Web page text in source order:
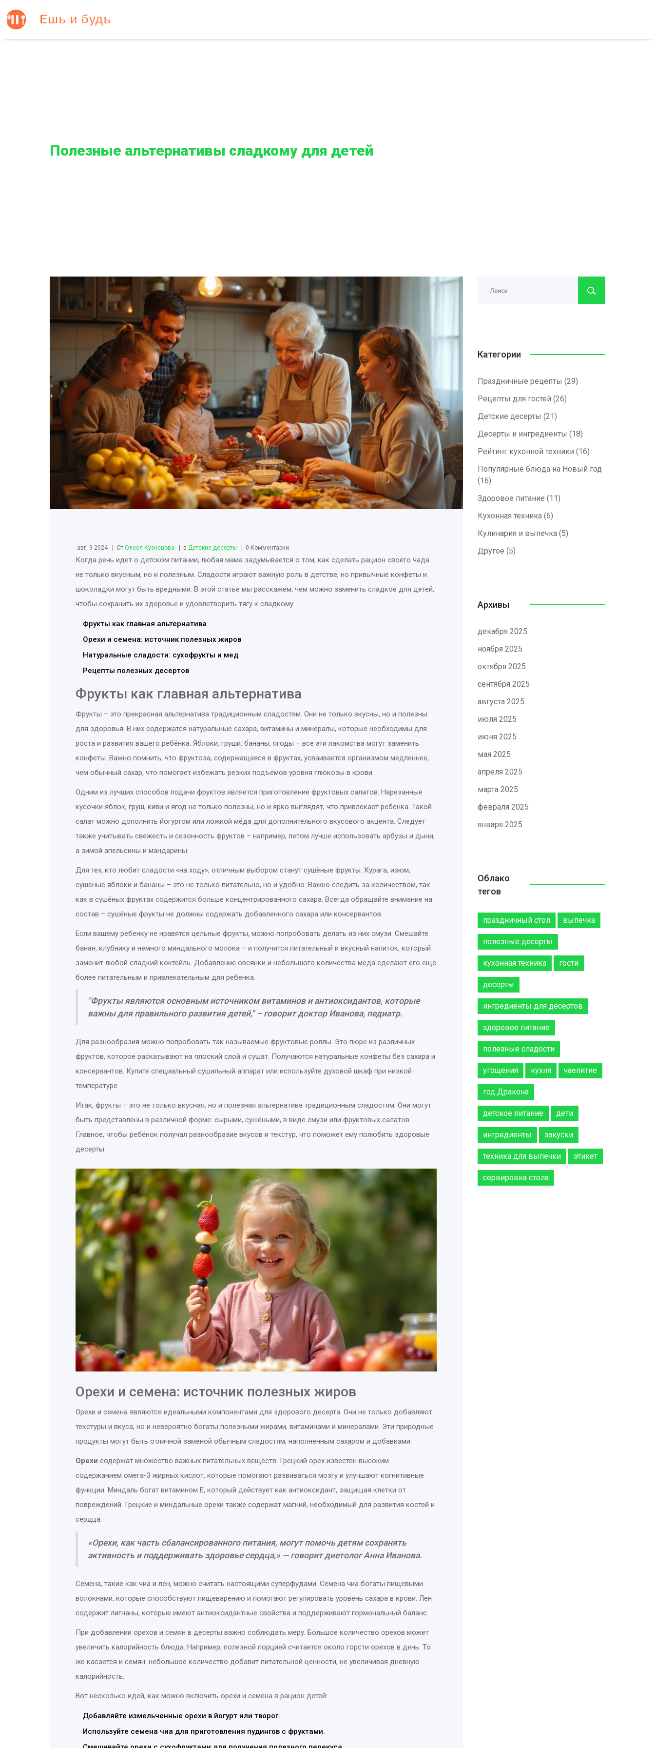
Полезные альтернативы сладкому для детей
авг, 9 2024 От Олеся Кузнецова в Детские десерты 0 Комментарии
Когда речь идет о детском питании, любая мама задумывается о том, как сделать рацион своего чада
не только вкусным, но и полезным. Сладости играют важную роль в детстве, но привычные конфеты и
шоколадки могут быть вредными. В этой статье мы расскажем, чем можно заменить сладкое для детей,
чтобы сохранить их здоровье и удовлетворить тягу к сладкому.
Фрукты как главная альтернатива
Орехи и семена: источник полезных жиров
Натуральные сладости: сухофрукты и мед
Рецепты полезных десертов
Фрукты как главная альтернатива
Фрукты – это прекрасная альтернатива традиционным сладостям. Они не только вкусны, но и полезны
для здоровья. В них содержатся натуральные сахара, витамины и минералы, которые необходимы для
роста и развития вашего ребёнка. Яблоки, груши, бананы, ягоды – все эти лакомства могут заменить
конфеты. Важно помнить, что фруктоза, содержащаяся в фруктах, усваивается организмом медленнее,
чем обычный сахар, что помогает избежать резких подъёмов уровня глюкозы в крови.
Одним из лучших способов подачи фруктов является приготовление фруктовых салатов. Нарезанные
кусочки яблок, груш, киви и ягод не только полезны, но и ярко выглядят, что привлекает ребенка. Такой
салат можно дополнить йогуртом или ложкой мёда для дополнительного вкусового акцента. Следует
также учитывать свежесть и сезонность фруктов – например, летом лучше использовать арбузы и дыни,
а зимой апельсины и мандарины.
Для тех, кто любит сладости «на ходу», отличным выбором станут сушёные фрукты. Курага, изюм,
сушёные яблоки и бананы – это не только питательно, но и удобно. Важно следить за количеством, так
как в сушёных фруктах содержится больше концентрированного сахара. Всегда обращайте внимание на
состав – сушёные фрукты не должны содержать добавленного сахара или консервантов.
Если вашему ребенку не нравятся цельные фрукты, можно попробовать делать из них смузи. Смешайте
банан, клубнику и немного миндального молока – и получится питательный и вкусный напиток, который
заменит любой сладкий коктейль. Добавление овсянки и небольшого количества мёда сделают его ещё
более питательным и привлекательным для ребенка.
"Фрукты являются основным источником витаминов и антиоксидантов, которые
важны для правильного развития детей," – говорит доктор Иванова, педиатр.
Для разнообразия можно попробовать так называемые фруктовые роллы. Это пюре из различных
фруктов, которое раскатывают на плоский слой и сушат. Получаются натуральные конфеты без сахара и
консервантов. Купите специальный сушильный аппарат или используйте духовой шкаф при низкой
температуре.
Итак, фрукты – это не только вкусная, но и полезная альтернатива традиционным сладостям. Они могут
быть представлены в различной форме: сырыми, сушёными, в виде смузи или фруктовых салатов.
Главное, чтобы ребёнок получал разнообразие вкусов и текстур, что поможет ему полюбить здоровые
десерты.
Орехи и семена: источник полезных жиров
Орехи и семена являются идеальными компонентами для здорового десерта. Они не только добавляют
текстуры и вкуса, но и невероятно богаты полезными жирами, витаминами и минералами. Эти природные
продукты могут быть отличной заменой обычным сладостям, наполненным сахаром и добавками.
Орехи содержат множество важных питательных веществ. Грецкий орех известен высоким
содержанием омега-3 жирных кислот, которые помогают развиваться мозгу и улучшают когнитивные
функции. Миндаль богат витамином E, который действует как антиоксидант, защищая клетки от
повреждений. Грецкие и миндальные орехи также содержат магний, необходимый для развития костей и
сердца.
«Орехи, как часть сбалансированного питания, могут помочь детям сохранять
активность и поддерживать здоровье сердца,» — говорит диетолог Анна Иванова.
Семена, такие как чиа и лен, можно считать настоящими суперфудами. Семена чиа богаты пищевыми
волокнами, которые способствуют пищеварению и помогают регулировать уровень сахара в крови. Лен
содержит лигнаны, которые имеют антиоксидантные свойства и поддерживают гормональный баланс.
При добавлении орехов и семян в десерты важно соблюдать меру. Большое количество орехов может
увеличить калорийность блюда. Например, полезной порцией считается около горсти орехов в день. То
же касается и семян: небольшое количество добавит питательной ценности, не увеличивая дневную
калорийность.
Вот несколько идей, как можно включить орехи и семена в рацион детей:
Добавляйте измельченные орехи в йогурт или творог.
Используйте семена чиа для приготовления пудингов с фруктами.
Категории
Праздничные рецепты (29)
Рецепты для гостей (26)
Детские десерты (21)
Десерты и ингредиенты (18)
Рейтинг кухонной техники (16)
Популярные блюда на Новый год
(16)
Здоровое питание (11)
Кухонная техника (6)
Кулинария и выпечка (5)
Другое (5)
Архивы
декабря 2025
ноября 2025
октября 2025
сентября 2025
августа 2025
июля 2025
июня 2025
мая 2025
апреля 2025
марта 2025
февраля 2025
января 2025
Облако
тегов
праздничный стол выпечка
полезные десерты
кухонная техника гости
десерты
ингредиенты для десертов
здоровое питание
полезные сладости
угощения кухня чаепитие
год Дракона
детское питание дети
ингредиенты закуски
техника для выпечки этикет
сервировка стола